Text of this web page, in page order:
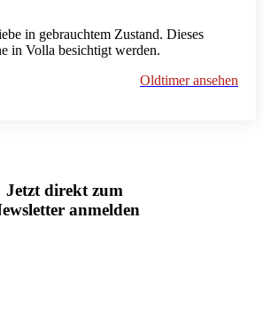
in gebrauchtem Zustand. Dieses
in Volla besichtigt werden.
Oldtimer ansehen
Jetzt direkt zum
anmelden